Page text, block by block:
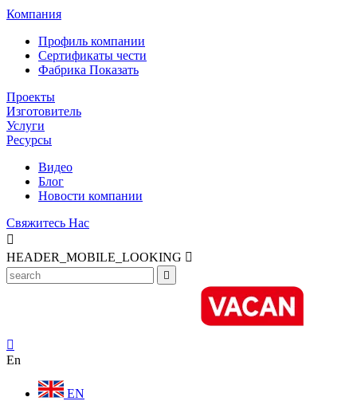
Компания
Профиль компании
Сертификаты чести
Фабрика Показать
Проекты
Изготовитель
Услуги
Ресурсы
Видео
Блог
Новости компании
Свяжитесь Нас

HEADER_MOBILE_LOOKING 


En
EN